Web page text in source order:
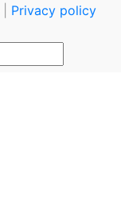
Privacy policy